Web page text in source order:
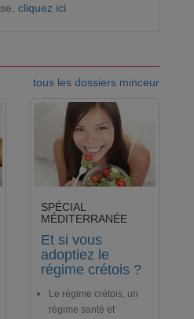
cliquez ici
tous les dossiers minceur
SPÉCIAL
MÉDITERRANÉE
Et si vous
adoptiez le
régime crétois ?
Le régime crétois, un
régime santé et